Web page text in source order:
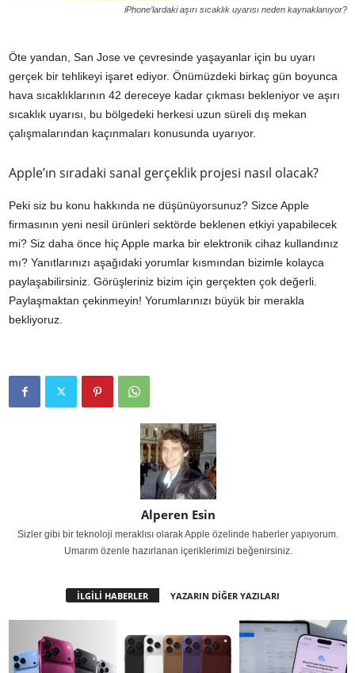
iPhone’lardaki aşırı sıcaklık uyarısı neden kaynaklanıyor?
Öte yandan, San Jose ve çevresinde yaşayanlar için bu uyarı
gerçek bir tehlikeyi işaret ediyor. Önümüzdeki birkaç gün boyunca
hava sıcaklıklarının 42 dereceye kadar çıkması bekleniyor ve aşırı
sıcaklık uyarısı, bu bölgedeki herkesi uzun süreli dış mekan
çalışmalarından kaçınmaları konusunda uyarıyor.
Apple’ın sıradaki sanal gerçeklik projesi nasıl olacak?
Peki siz bu konu hakkında ne düşünüyorsunuz? Sizce Apple
firmasının yeni nesil ürünleri sektörde beklenen etkiyi yapabilecek
mi? Siz daha önce hiç Apple marka bir elektronik cihaz kullandınız
mı? Yanıtlarınızı aşağıdaki yorumlar kısmından bizimle kolayca
paylaşabilirsiniz. Görüşleriniz bizim için gerçekten çok değerli.
Paylaşmaktan çekinmeyin! Yorumlarınızı büyük bir merakla
bekliyoruz.
Alperen Esin
Sizler gibi bir teknoloji meraklısı olarak Apple özelinde haberler yapıyorum.
Umarım özenle hazırlanan içeriklerimizi beğenirsiniz.
İLGİLİ HABERLER YAZARIN DİĞER YAZILARI